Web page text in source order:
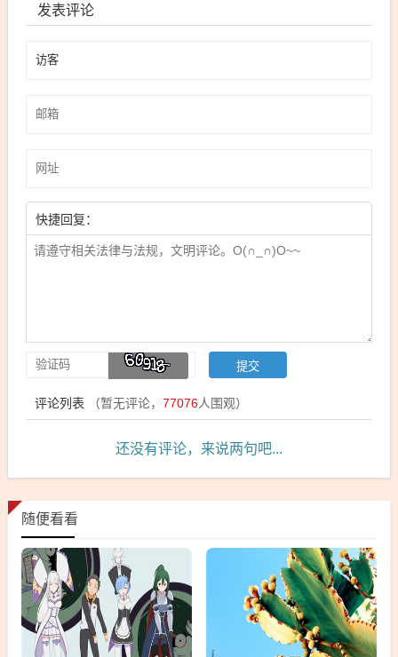
发表评论
快捷回复：
评论列表 （暂无评论， 77076人围观）
还没有评论，来说两句吧...
随便看看